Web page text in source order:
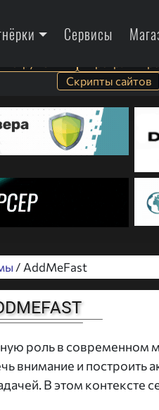
Сервисы
Скрипты сайтов
/ AddMeFast
роль в современном
внимание и построить
В этом контексте